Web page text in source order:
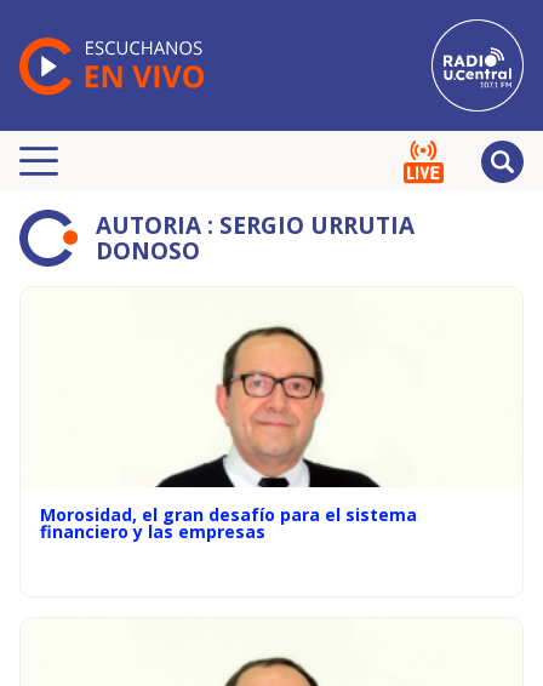
AUTORIA : SERGIO URRUTIA
DONOSO
Morosidad, el gran desafío para el sistema
financiero y las empresas